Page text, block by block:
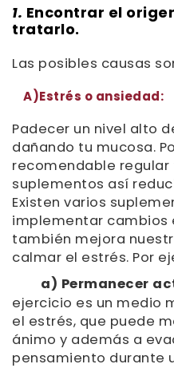
1. Encontrar el
tratarlo.
Las posibles causas
A)Estrés o ansiedad:
Padecer un nivel alto
dañando tu mucosa.
recomendable
suplementos así
Existen varios
implementar cambios
también mejora
calmar el estrés. Por
a) Permanecer
ejercicio es un medio
el estrés, que puede
ánimo y además a
pensamiento durante